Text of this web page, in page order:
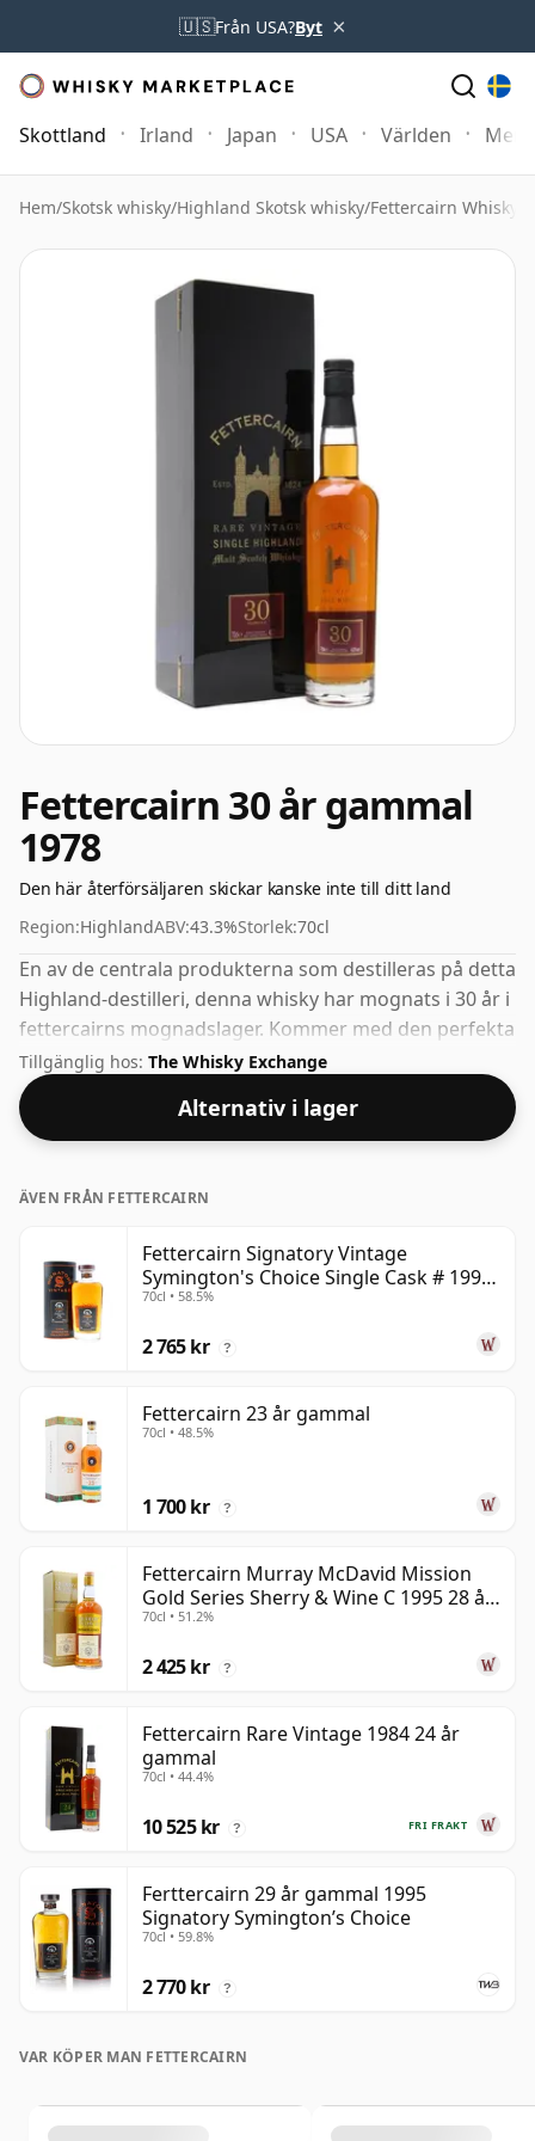
🇺🇸Från USA?Byt ×
Skottland Irland Japan USA Världen Mer
Hem/Skotsk whisky/Highland Skotsk whisky/Fettercairn Whisky
Fettercairn 30 år gammal
1978
Den här återförsäljaren skickar kanske inte till ditt land
Region:HighlandABV:43.3%Storlek:70cl
En av de centrala produkterna som destilleras på detta
Highland-destilleri, denna whisky har mognats i 30 år i
fettercairns mognadslager. Kommer med den perfekta
sippstyrkan på 43,3 %, denna whisky buteljerades i ett
70cl kärl.
Tillgänglig hos: The Whisky Exchange
Alternativ i lager
ÄVEN FRÅN FETTERCAIRN
Fettercairn Signatory Vintage
Symington's Choice Single Cask # 1995
30 år gammal
70cl • 58.5%
2 765 kr ?
Fettercairn 23 år gammal
70cl • 48.5%
1 700 kr ?
Fettercairn Murray McDavid Mission
Gold Series Sherry & Wine C 1995 28 år
gammal
70cl • 51.2%
2 425 kr ?
Fettercairn Rare Vintage 1984 24 år
gammal
70cl • 44.4%
FRI FRAKT
10 525 kr ?
Ferttercairn 29 år gammal 1995
Signatory Symington’s Choice
70cl • 59.8%
2 770 kr ?
VAR KÖPER MAN FETTERCAIRN